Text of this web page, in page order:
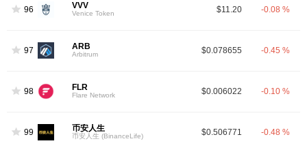
96 VVV
Venice Token $11.20 -0.08 %
97 ARB
Arbitrum $0.078655 -0.45 %
98 FLR
Flare Network $0.006022 -0.10 %
99 币安人生
币安人生 (BinanceLife) $0.506771 -0.48 %